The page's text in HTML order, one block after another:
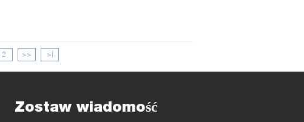
2 >> >|
Zostaw wiadomość